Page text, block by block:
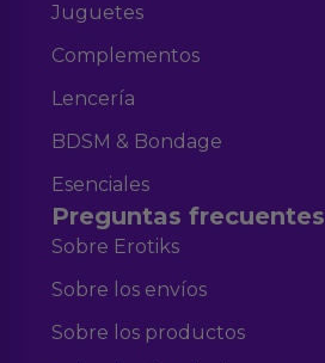
Juguetes
Complementos
Lencería
BDSM & Bondage
Esenciales
Preguntas frecuentes
Sobre Erotiks
Sobre los envíos
Sobre los productos